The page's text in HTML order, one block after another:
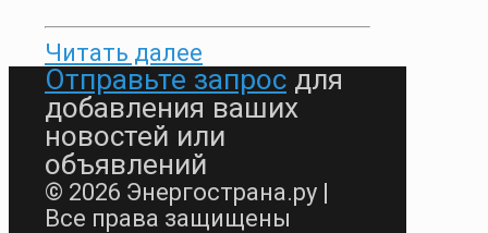
Читать далее
Отправьте запрос для
добавления ваших
новостей или
объявлений
© 2026 Энергострана.ру |
Все права защищены